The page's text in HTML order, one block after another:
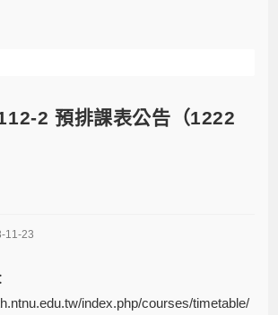
2 預排課表公告（1222
11-23
index.php/courses/timetable/